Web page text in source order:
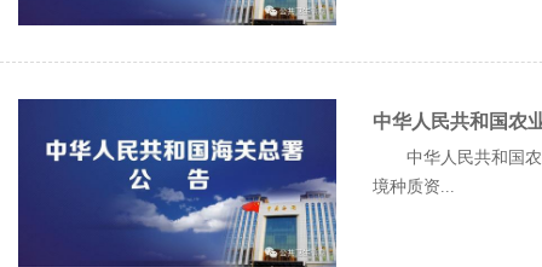
中华人民共和国农
中华人民共和国
境种质资...